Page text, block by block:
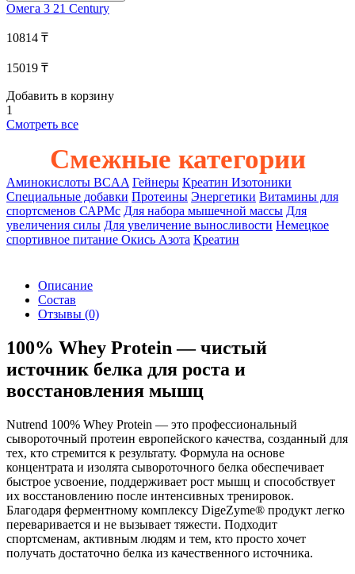
Омега 3 21 Century
10814 ₸
15019 ₸
Добавить в корзину
1
Смотреть все
Смежные категории
Аминокислоты BCAA Гейнеры Креатин Изотоники
Специальные добавки Протеины Энергетики Витамины для
спортсменов САРМс Для набора мышечной массы Для
увеличения силы Для увеличение выносливости Немецкое
спортивное питание Окись Азота Креатин
Описание
Состав
Отзывы (0)
100% Whey Protein — чистый
источник белка для роста и
восстановления мышц
Nutrend 100% Whey Protein — это профессиональный
сывороточный протеин европейского качества, созданный для
тех, кто стремится к результату. Формула на основе
концентрата и изолята сывороточного белка обеспечивает
быстрое усвоение, поддерживает рост мышц и способствует
их восстановлению после интенсивных тренировок.
Благодаря ферментному комплексу DigeZyme® продукт легко
переваривается и не вызывает тяжести. Подходит
спортсменам, активным людям и тем, кто просто хочет
получать достаточно белка из качественного источника.